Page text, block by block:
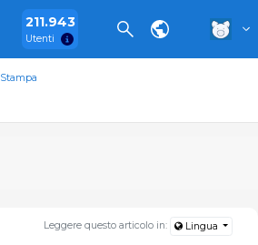
211.943
Utenti
Stampa
Leggere questo articolo in: Lingua